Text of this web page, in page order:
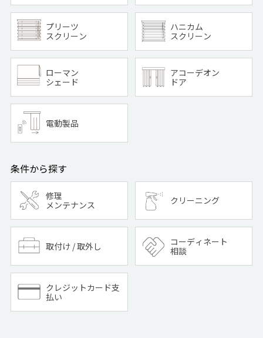
プリーツ
スクリーン
ハニカム
スクリーン
ローマン
シェード
アコーデオン
ドア
電動製品
条件から探す
修理
メンテナンス
クリーニング
取付け / 取外し
コーディネート
相談
クレジットカード支
払い